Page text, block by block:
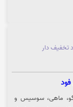
تخفیف دار
ماهی، سوسیس و